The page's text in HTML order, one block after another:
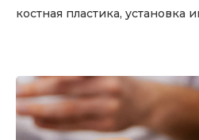
костная пластика, установка